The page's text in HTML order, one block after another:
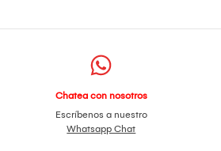
Chatea con nosotros
Escríbenos a nuestro
Whatsapp Chat